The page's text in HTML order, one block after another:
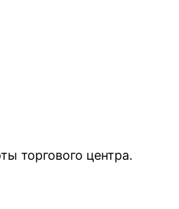
торгового центра.